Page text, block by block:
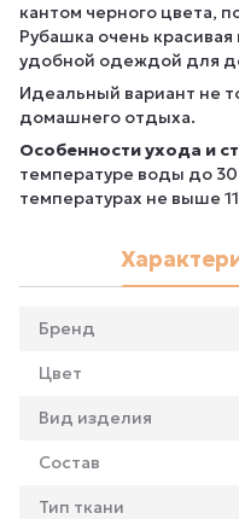
кантом черного цвета,
Рубашка очень
удобной одеждой для
Идеальный вариант не
домашнего отдыха.
Особенности ухода и
температуре воды до
температурах не выше
Бренд
Цвет
Вид изделия
Состав
Тип ткани